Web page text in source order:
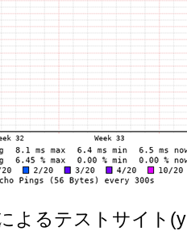
よるテストサイト